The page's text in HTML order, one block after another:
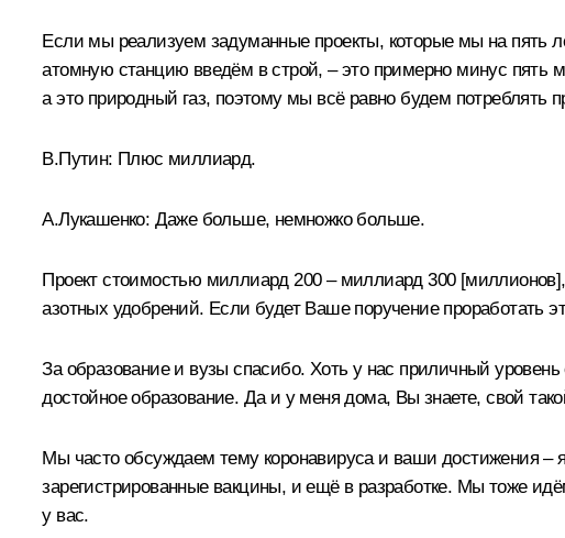
Если мы реализуем задуманные проекты, которые мы на пять
атомную станцию введём в строй, – это примерно минус пять
а это природный газ, поэтому мы всё равно будем потреблять
В.Путин: Плюс миллиард.
А.Лукашенко: Даже больше, немножко больше.
Проект стоимостью миллиард 200 – миллиард 300
азотных удобрений. Если будет Ваше поручение проработать
За образование и вузы спасибо. Хоть у нас приличный
достойное образование. Да и у меня дома, Вы знаете, свой
Мы часто обсуждаем тему коронавируса и ваши достижения –
зарегистрированные вакцины, и ещё в разработке. Мы тоже
у вас.